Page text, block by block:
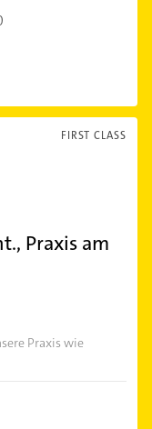
FIRST CLASS
Praxis am
Praxis wie